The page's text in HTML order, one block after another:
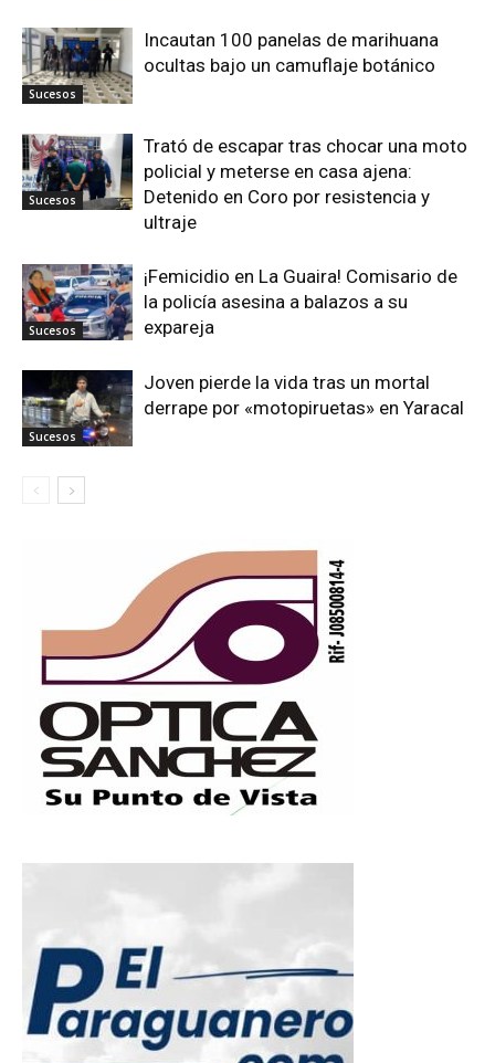
Sucesos
Incautan 100 panelas de marihuana
ocultas bajo un camuflaje botánico
Sucesos
Trató de escapar tras chocar una moto
policial y meterse en casa ajena:
Detenido en Coro por resistencia y
ultraje
Sucesos
¡Femicidio en La Guaira! Comisario de
la policía asesina a balazos a su
expareja
Sucesos
Joven pierde la vida tras un mortal
derrape por «motopiruetas» en Yaracal